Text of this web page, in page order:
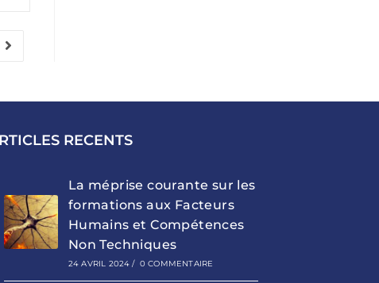
RECENTS
La méprise courante sur les
formations aux Facteurs
Humains et Compétences
Non Techniques
24 AVRIL 2024 / 0 COMMENTAIRE